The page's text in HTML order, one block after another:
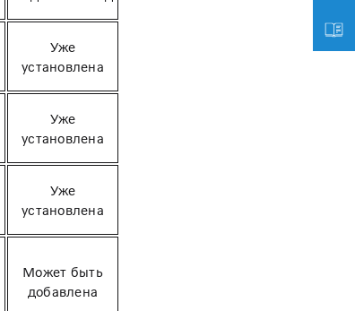
Уже
установлена
Уже
установлена
Уже
установлена
Может быть
добавлена